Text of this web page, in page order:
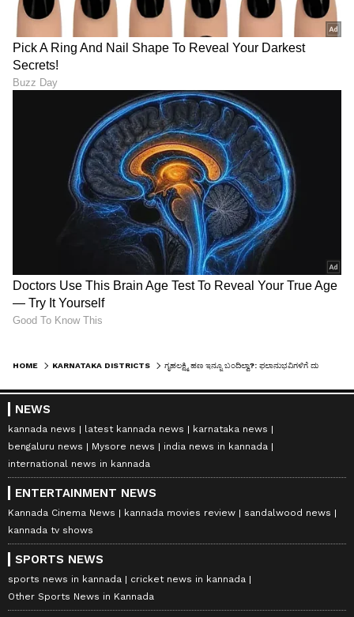
HOME KARNATAKA DISTRICTS
NEWS
kannada news latest kannada news
karnataka news
bengaluru news
Mysore news
india news in kannada
international news in kannada
ENTERTAINMENT NEWS
Kannada Cinema News kannada movies review
sandalwood news
kannada tv shows
SPORTS NEWS
sports news in kannada
cricket news in kannada
Other Sports News in Kannada